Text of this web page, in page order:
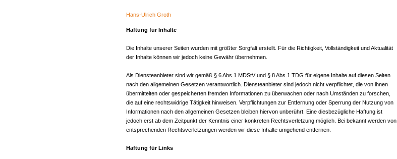
Hans-Ulrich Groth
Haftung für Inhalte
Die Inhalte unserer Seiten wurden mit größter Sorgfalt erstellt. Für die Richtigkeit, Vollständigkeit und Aktualität
der Inhalte können wir jedoch keine Gewähr übernehmen.
Als Diensteanbieter sind wir gemäß § 6 Abs.1 MDStV und § 8 Abs.1 TDG für eigene Inhalte auf diesen Seiten
nach den allgemeinen Gesetzen verantwortlich. Diensteanbieter sind jedoch nicht verpflichtet, die von ihnen
übermittelten oder gespeicherten fremden Informationen zu überwachen oder nach Umständen zu forschen,
die auf eine rechtswidrige Tätigkeit hinweisen. Verpflichtungen zur Entfernung oder Sperrung der Nutzung von
Informationen nach den allgemeinen Gesetzen bleiben hiervon unberührt. Eine diesbezügliche Haftung ist
jedoch erst ab dem Zeitpunkt der Kenntnis einer konkreten Rechtsverletzung möglich. Bei bekannt werden von
entsprechenden Rechtsverletzungen werden wir diese Inhalte umgehend entfernen.
Haftung für Links